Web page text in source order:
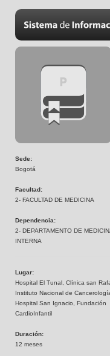
Sede:
Bogotá
Facultad:
2- FACULTAD DE MEDICINA
Dependencia:
2- DEPARTAMENTO DE
INTERNA
Lugar:
Hospital El Tunal, Clínica san
Instituto Nacional de
Hospital San Ignacio, Fundación
CardioInfantil
Duración:
12 meses